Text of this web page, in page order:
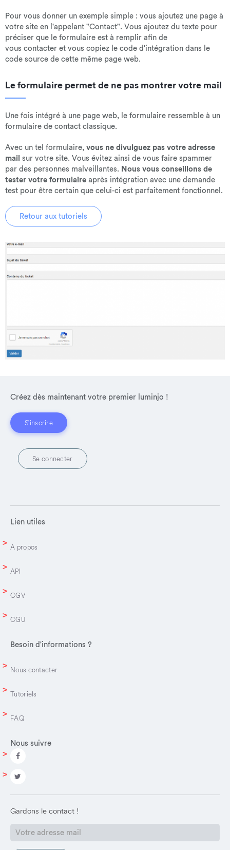
Pour vous donner un exemple simple : vous ajoutez une page à
votre site en l'appelant "Contact". Vous ajoutez du texte pour
préciser que le formulaire est à remplir afin de
vous contacter et vous copiez le code d'intégration dans le
code source de cette même page web.
Le formulaire permet de ne pas montrer votre mail
Une fois intégré à une page web, le formulaire ressemble à un
formulaire de contact classique.
Avec un tel formulaire, vous ne divulguez pas votre adresse
mail sur votre site. Vous évitez ainsi de vous faire spammer
par des personnes malveillantes. Nous vous conseillons de
tester votre formulaire après intégration avec une demande
test pour être certain que celui-ci est parfaitement fonctionnel.
Retour aux tutoriels
Créez dès maintenant votre premier luminjo !
S'inscrire
Se connecter
Lien utiles
A propos
API
CGV
CGU
Besoin d'informations ?
Nous contacter
Tutoriels
FAQ
Nous suivre
Gardons le contact !